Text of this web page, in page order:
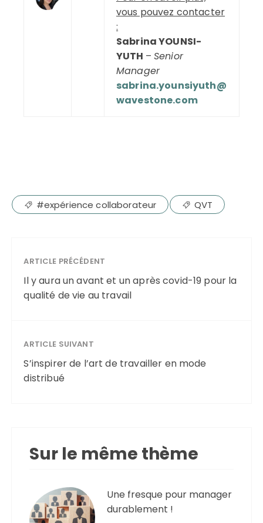
vous pouvez contacter
:
Sabrina YOUNSI-
YUTH – Senior
Manager
sabrina.younsiyuth@
wavestone.com
#expérience collaborateur QVT
ARTICLE PRÉCÉDENT
Il y aura un avant et un après covid-19 pour la
qualité de vie au travail
ARTICLE SUIVANT
S’inspirer de l’art de travailler en mode
distribué
Sur le même thème
Une fresque pour manager
durablement !